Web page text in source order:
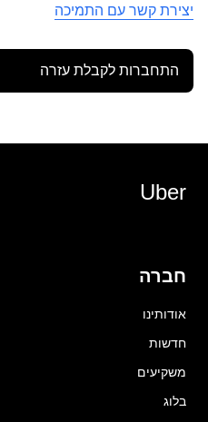
יצירת קשר עם התמיכה
התחברות לקבלת עזרה
Uber
חברה
אודותינו
חדשות
משקיעים
בלוג